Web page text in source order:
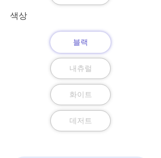
색상
블랙
내츄럴
화이트
데저트